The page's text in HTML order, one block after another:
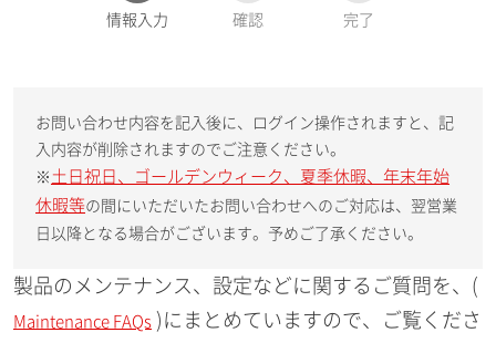
現
情報入力 確認 完了
お問い合わせ内容を記入後に、ログイン操作されますと、記
入内容が削除されますのでご注意ください。
※ 土日祝日、ゴールデンウィーク、夏季休暇、年末年始
休暇等の間にいただいたお問い合わせへのご対応は、翌営業
日以降となる場合がございます。予めご了承ください。
製品のメンテナンス、設定などに関するご質問を、(
Maintenance FAQs )にまとめていますので、ご覧くださ